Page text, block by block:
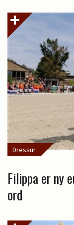
Dressur
Filippa er ny
ord